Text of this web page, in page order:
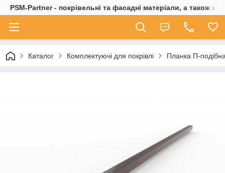
PSM-Partner - покрівельні та фасадні матеріали, а також
Каталог Комплектуючі для покрівлі Планка П-